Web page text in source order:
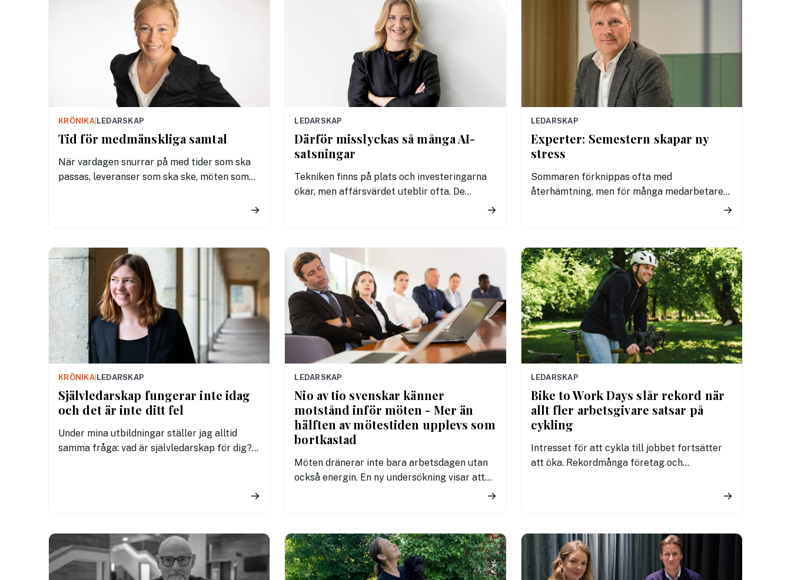
intensivkurs i vad som krävs för att bygga
trygga team och leda i osäkerhet – lärdomar
som är precis lika relevanta på kontoret som
KRÖNIKA| LEDARSKAP
Tid för medmänskliga samtal
När vardagen snurrar på med tider som ska
passas, leveranser som ska ske, möten som
att förlora så väl närvaron som vidsyntheten.
föreligger att vi missar både oss själva och
andra när livet skymmer sikten.
→
LEDARSKAP
Därför misslyckas så många AI-
satsningar
Tekniken finns på plats och investeringarna
ökar, men affärsvärdet uteblir ofta. De
i verksamheten, enligt nya rapporter.
→
LEDARSKAP
Experter: Semestern skapar ny
stress
Sommaren förknippas ofta med
återhämtning, men för många medarbetare
arbetslivet har stigit kraftigt de senaste
åren.
→
KRÖNIKA| LEDARSKAP
Självledarskap fungerar inte idag
och det är inte ditt fel
Under mina utbildningar ställer jag alltid
samma fråga: vad är självledarskap för dig?
→
LEDARSKAP
Nio av tio svenskar känner
motstånd inför möten - Mer än
hälften av mötestiden upplevs som
bortkastad
Möten dränerar inte bara arbetsdagen utan
också energin. En ny undersökning visar att
87 procent av svenska medarbetare upplever
kostnader för arbetsgivarna.
→
LEDARSKAP
Bike to Work Days slår rekord när
allt fler arbetsgivare satsar på
cykling
Intresset för att cykla till jobbet fortsätter
att öka. Rekordmånga företag och
→